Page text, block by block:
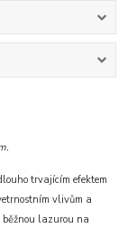
trvajícím efektem
vlivům a
lazurou na